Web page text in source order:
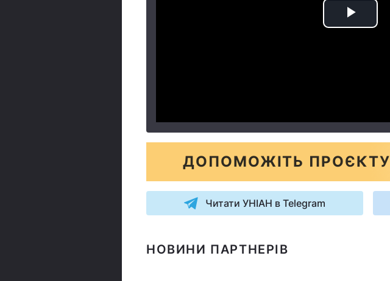
Play
ДОПОМОЖІТЬ ПРОЄКТУ
Читати УНІАН в Telegram
НОВИНИ ПАРТНЕРІВ